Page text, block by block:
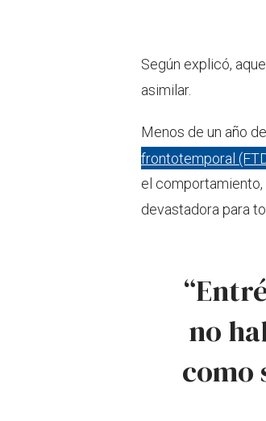
Según explicó,
asimilar.
Menos de un año
frontotemporal
el
devastadora para
no
como